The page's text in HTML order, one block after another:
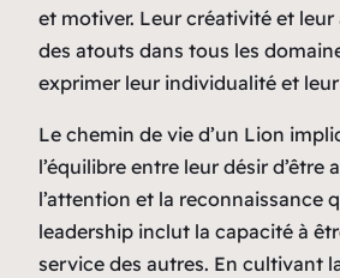
et motiver. Leur créativité et leur
des atouts dans tous les
exprimer leur individualité et
Le chemin de vie d’un Lion
l’équilibre entre leur désir d’être
l’attention et la reconnaissance
leadership inclut la capacité à
service des autres. En cultivant